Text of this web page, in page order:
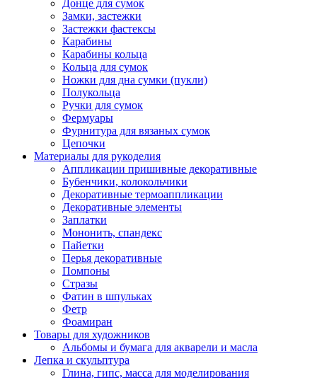
Донце для сумок
Замки, застежки
Застежки фастексы
Карабины
Карабины кольца
Кольца для сумок
Ножки для дна сумки (пукли)
Полукольца
Ручки для сумок
Фермуары
Фурнитура для вязаных сумок
Цепочки
Материалы для рукоделия
Аппликации пришивные декоративные
Бубенчики, колокольчики
Декоративные термоаппликации
Декоративные элементы
Заплатки
Мононить, спандекс
Пайетки
Перья декоративные
Помпоны
Стразы
Фатин в шпульках
Фетр
Фоамиран
Товары для художников
Альбомы и бумага для акварели и масла
Лепка и скульптура
Глина, гипс, масса для моделирования